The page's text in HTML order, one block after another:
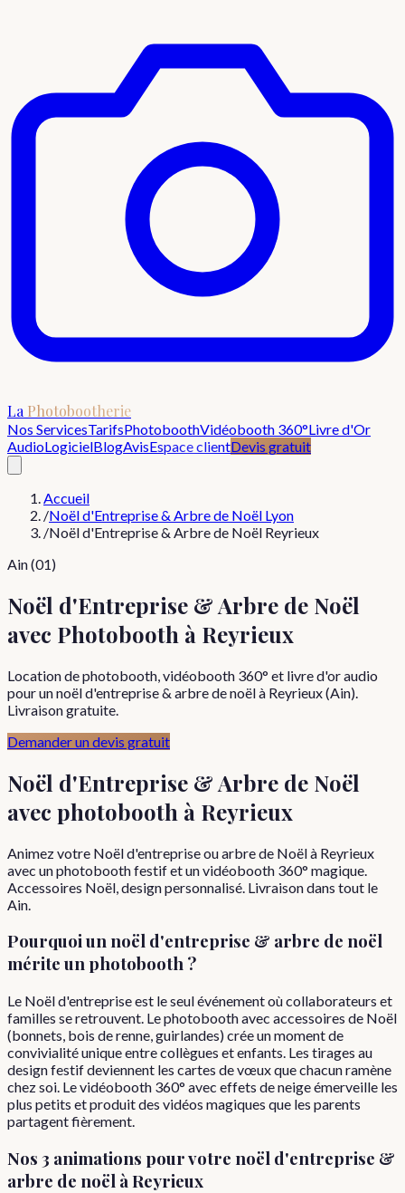
La Photobootherie
Nos ServicesTarifsPhotoboothVidéobooth 360°Livre d'Or
AudioLogicielBlogAvisEspace clientDevis gratuit
Accueil
/Noël d'Entreprise & Arbre de Noël Lyon
/Noël d'Entreprise & Arbre de Noël Reyrieux
Ain (01)
Noël d'Entreprise & Arbre de Noël
avec Photobooth à Reyrieux
Location de photobooth, vidéobooth 360° et livre d'or audio
pour un noël d'entreprise & arbre de noël à Reyrieux (Ain).
Livraison gratuite.
Demander un devis gratuit
Noël d'Entreprise & Arbre de Noël
avec photobooth à Reyrieux
Animez votre Noël d'entreprise ou arbre de Noël à Reyrieux
avec un photobooth festif et un vidéobooth 360° magique.
Accessoires Noël, design personnalisé. Livraison dans tout le
Ain.
Pourquoiun noël d'entreprise & arbre de noël
mérite un photobooth ?
Le Noël d'entreprise est le seul événement où collaborateurs et
familles se retrouvent. Le photobooth avec accessoires de Noël
(bonnets, bois de renne, guirlandes) crée un moment de
convivialité unique entre collègues et enfants. Les tirages au
design festif deviennent les cartes de vœux que chacun ramène
chez soi. Le vidéobooth 360° avec effets de neige émerveille les
plus petits et produit des vidéos magiques que les parents
partagent fièrement.
Nos 3 animations pour votre noël d'entreprise &
arbre de noël à Reyrieux